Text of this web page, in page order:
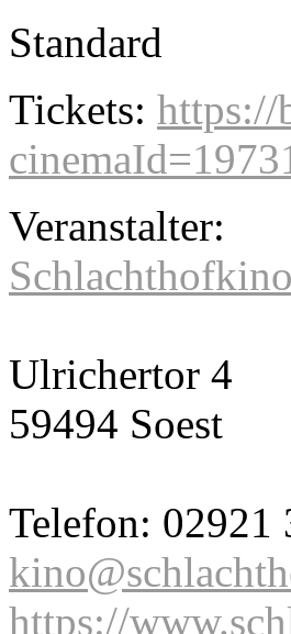
Standard
Tickets: https://
Veranstalter:
Schlachthofkino
Ulrichertor 4
59494 Soest
Telefon: 02921
https://